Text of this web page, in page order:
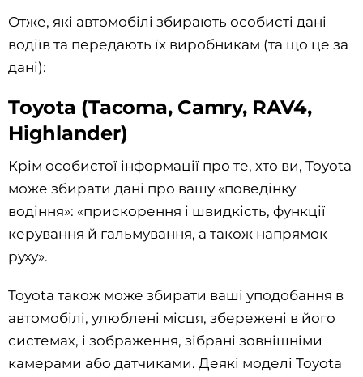
Отже, які автомобілі збирають особисті дані
водіїв та передають їх виробникам (та що це за
дані):
Toyota (Tacoma, Camry, RAV4,
Highlander)
Крім особистої інформації про те, хто ви, Toyota
може збирати дані про вашу «поведінку
водіння»: «прискорення і швидкість, функції
керування й гальмування, а також напрямок
руху».
Toyota також може збирати ваші уподобання в
автомобілі, улюблені місця, збережені в його
системах, і зображення, зібрані зовнішніми
камерами або датчиками. Деякі моделі Toyota